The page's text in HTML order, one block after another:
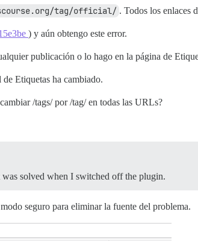
tag/official/ . Todos los enlaces
) y aún obtengo este error.
publicación o lo hago en la página de
Etiquetas ha cambiado.
/tags/ por /tag/ en todas las URLs?
solved when I switched off the plugin.
seguro para eliminar la fuente del problema.